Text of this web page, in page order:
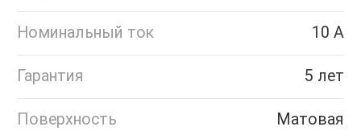
Номинальный ток 10 А
Гарантия 5 лет
Поверхность Матовая